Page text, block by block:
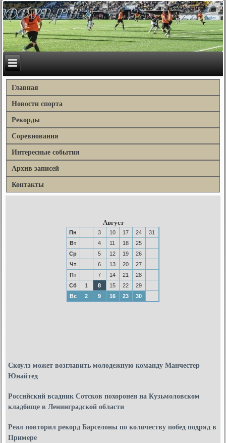
Главная
Новости спорта
Рекорды
Соревнования
Интересные события
Архив записей
Контакты
Август
Пн 3 10 17 24
31
Вт
4 11 18
25
Ср
5 12 19
26
Чт
6 13 20
27
Пт
7 14 21
28
Сб
1 8 15 22
29
Вс
2 9 16 23 30
Скоулз может возглавить молодежную команду Манчестер
Юнайтед
Российский всадник Сотсков похоронен на Кузьмоловском
кладбище в Ленинградской области
Реал повторил рекорд Барселоны по количеству побед подряд в
Примере